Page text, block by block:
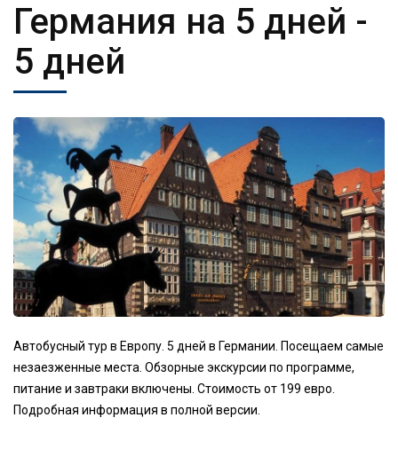
Германия на 5 дней -
5 дней
Автобусный тур в Европу. 5 дней в Германии. Посещаем самые
незаезженные места. Обзорные экскурсии по программе,
питание и завтраки включены. Стоимость от 199 евро.
Подробная информация в полной версии.